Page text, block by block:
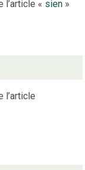
« sien »
l’article